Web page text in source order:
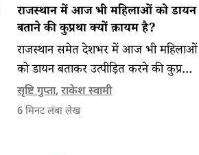
राजस्थान में आज भी महिलाओं को डायन
बताने की कुप्रथा क्यों क़ायम है?
राजस्थान समेत देशभर में आज भी महिलाओं
को डायन बताकर उत्पीड़ित करने की कुप्रथा है
जिसकी जड़ें पितृसत्ता, मानवीय लालच और
कमजोर कानूनों में दबी दिखाई देती हैं।
सृष्टि गुप्ता,राकेश स्वामी
6 मिनट लंबा लेख